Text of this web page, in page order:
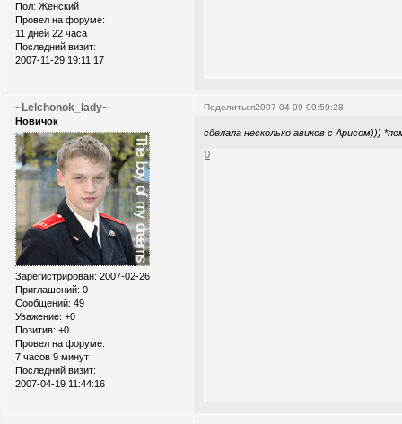
Пол: Женский
Провел на форуме:
11 дней 22 часа
Последний визит:
2007-11-29 19:11:17
Поделиться2007-04-09 09:59:28
~Lelchonok_lady~
Новичок
Зарегистрирован: 2007-02-26
Приглашений: 0
Сообщений: 49
Уважение: +0
Позитив: +0
Провел на форуме:
7 часов 9 минут
Последний визит:
2007-04-19 11:44:16
cделала несколько авиков с Арисом)))
0